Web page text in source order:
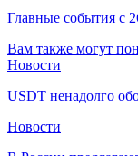
Главные события с
Вам также могут
Новости
USDT ненадолго
Новости